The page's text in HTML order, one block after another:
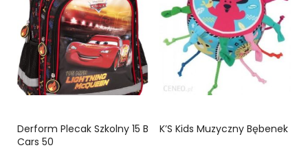
Derform Plecak Szkolny 15 B
Cars 50
K’S Kids Muzyczny Bębenek